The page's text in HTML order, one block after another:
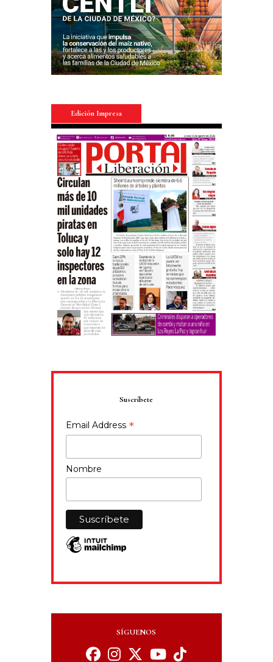
Edición Impresa
Suscríbete
Email Address *
Nombre
SÍGUENOS